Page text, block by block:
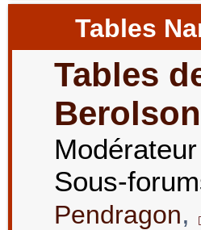
Tables
Tables
Berolson
Sous-
Pendragon,